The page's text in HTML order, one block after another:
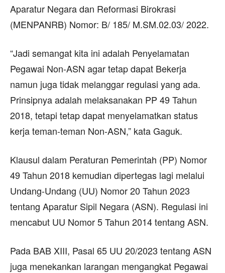
Aparatur Negara dan Reformasi Birokrasi
(MENPANRB) Nomor: B/ 185/ M.SM.02.03/ 2022.
“Jadi semangat kita ini adalah Penyelamatan
Pegawai Non-ASN agar tetap dapat Bekerja
namun juga tidak melanggar regulasi yang ada.
Prinsipnya adalah melaksanakan PP 49 Tahun
2018, tetapi tetap dapat menyelamatkan status
kerja teman-teman Non-ASN,” kata Gaguk.
Klausul dalam Peraturan Pemerintah (PP) Nomor
49 Tahun 2018 kemudian dipertegas lagi melalui
Undang-Undang (UU) Nomor 20 Tahun 2023
tentang Aparatur Sipil Negara (ASN). Regulasi ini
mencabut UU Nomor 5 Tahun 2014 tentang ASN.
Pada BAB XIII, Pasal 65 UU 20/2023 tentang ASN
juga menekankan larangan mengangkat Pegawai